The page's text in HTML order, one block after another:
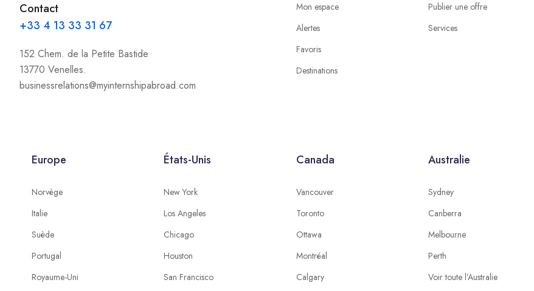
Contact
+33 4 13 33 31 67
152 Chem. de la Petite Bastide
13770 Venelles.
businessrelations@myinternshipabroad.com
Mon espace
Alertes
Favoris
Destinations
Publier une offre
Services
Europe
Norvège
Italie
Suède
Portugal
Royaume-Uni
États-Unis
New York
Los Angeles
Chicago
Houston
San Francisco
Canada
Vancouver
Toronto
Ottawa
Montréal
Calgary
Australie
Sydney
Canberra
Melbourne
Perth
Voir toute l’Australie